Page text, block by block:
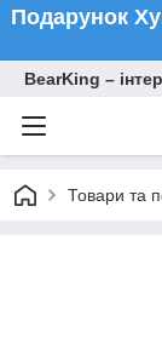
Подарунок
BearKing –
Товари та